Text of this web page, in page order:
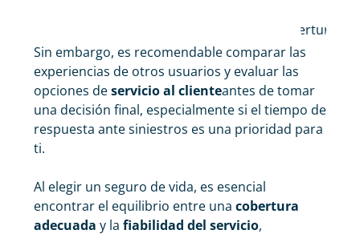
los
Ocaso
buscan una
protección
coberturas,
junto con la
inclusión de
protecciones
clave como
la
Sin embargo, es recomendable comparar las
experiencias de otros usuarios y evaluar las
opciones deservicio al clienteantes de tomar
una decisión final, especialmente si el tiempo de
respuesta ante siniestros es una prioridad para
ti.
Al elegir un seguro de vida, es esencial
encontrar el equilibrio entre una cobertura
adecuada y la fiabilidad del servicio,